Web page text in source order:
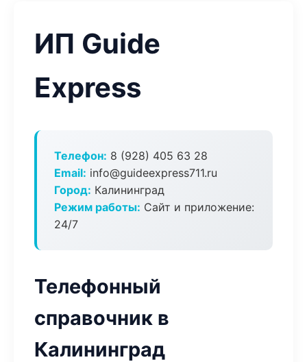
ИП Guide
Express
Телефон: 8 (928) 405 63 28
Email: info@guideexpress711.ru
Город: Калининград
Режим работы: Сайт и приложение:
24/7
Телефонный
справочник в
Калининград